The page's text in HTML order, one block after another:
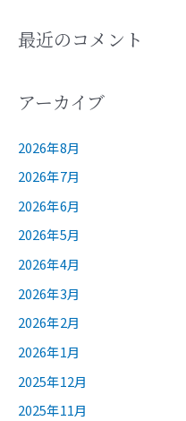
最近のコメント
アーカイブ
2026年8月
2026年7月
2026年6月
2026年5月
2026年4月
2026年3月
2026年2月
2026年1月
2025年12月
2025年11月